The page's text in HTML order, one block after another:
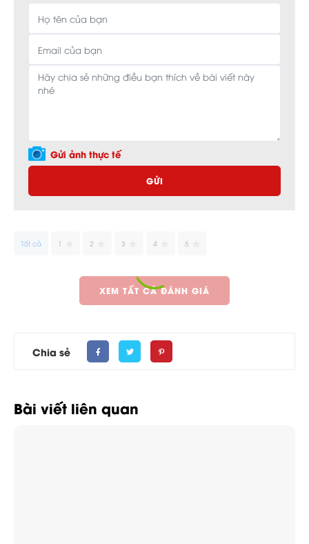
Gửi ảnh thực tế
GỬI
Tất cả 1 2 3 4 5
XEM TẤT CẢ ĐÁNH GIÁ
Chia sẻ
Bài viết liên quan